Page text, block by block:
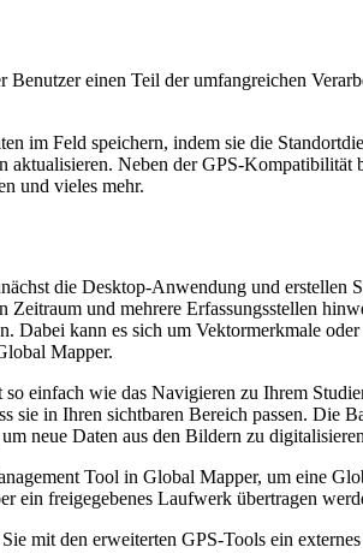
einen Teil der umfangreichen
im Feld speichern, indem sie die
aktualisieren. Neben der GPS-
und vieles mehr.
die Desktop-Anwendung und
und mehrere Erfassungsstellen
Dabei kann es sich um Vektormerkmale
Mapper.
einfach wie das Navigieren zu Ihrem
in Ihren sichtbaren Bereich passen. Die
neue Daten aus den Bildern zu
Tool in Global Mapper, um eine
ein freigegebenes Laufwerk übertragen
mit den erweiterten GPS-Tools ein